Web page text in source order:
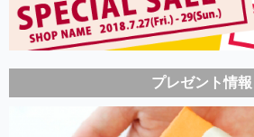
プレゼント情報